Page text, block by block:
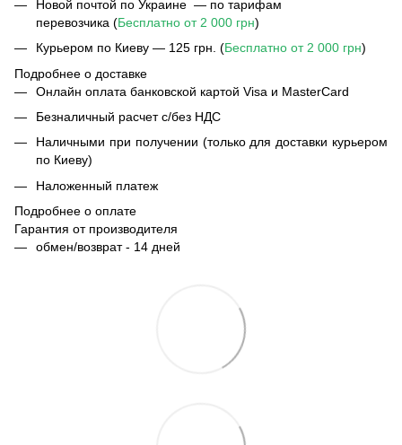
Новой почтой по Украине — по тарифам
перевозчика (Бесплатно от 2 000 грн)
Курьером по Киеву — 125 грн. (Бесплатно от 2 000 грн)
Подробнее о доставке
Онлайн оплата банковской картой Visa и MasterCard
Безналичный расчет с/без НДС
Наличными при получении (только для доставки курьером
по Киеву)
Наложенный платеж
Подробнее о оплате
Гарантия от производителя
обмен/возврат - 14 дней